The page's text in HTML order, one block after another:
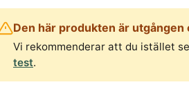
Den här produkten är utgången
Vi rekommenderar att du istället
test.